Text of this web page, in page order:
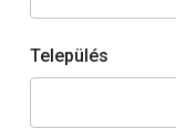
Település